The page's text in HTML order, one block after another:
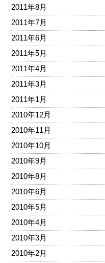
2011年8月
2011年7月
2011年6月
2011年5月
2011年4月
2011年3月
2011年1月
2010年12月
2010年11月
2010年10月
2010年9月
2010年8月
2010年6月
2010年5月
2010年4月
2010年3月
2010年2月